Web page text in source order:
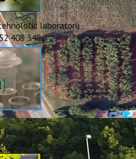
laboratorij
408 348
laboratorij
408 336